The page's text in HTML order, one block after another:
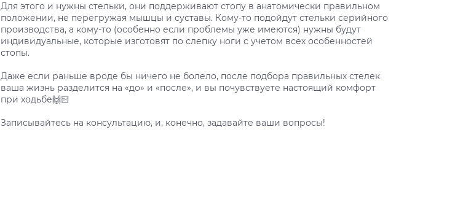
Для этого и нужны стельки, они поддерживают стопу в анатомически правильном
положении, не перегружая мышцы и суставы. Кому-то подойдут стельки серийного
производства, а кому-то (особенно если проблемы уже имеются) нужны будут
индивидуальные, которые изготовят по слепку ноги с учетом всех особенностей
стопы.
Даже если раньше вроде бы ничего не болело, после подбора правильных стелек
ваша жизнь разделится на «до» и «после», и вы почувствуете настоящий комфорт
при ходьбе🙌🏻
Записывайтесь на консультацию, и, конечно, задавайте ваши вопросы!